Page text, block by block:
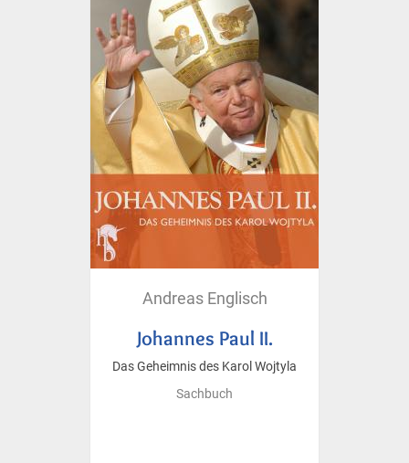
Andreas Englisch
Johannes Paul II.
Das Geheimnis des Karol Wojtyla
Sachbuch